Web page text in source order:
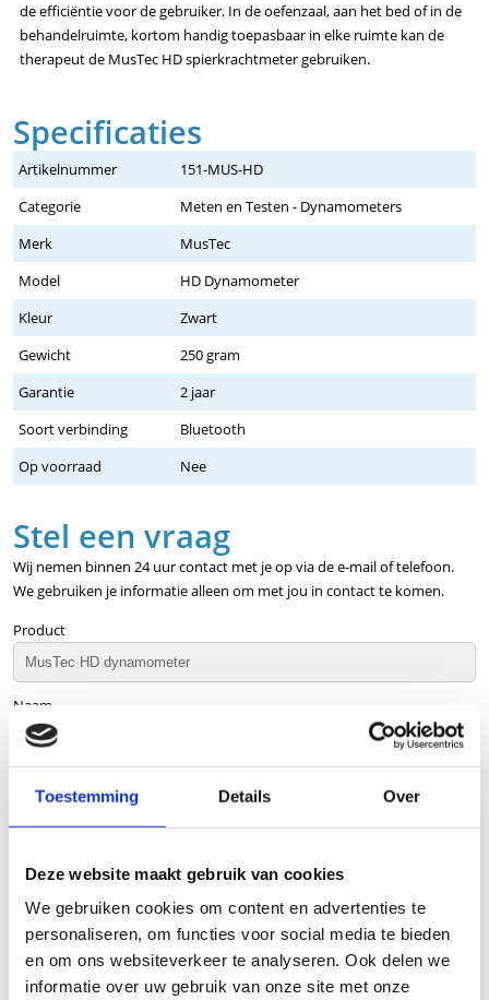
Toestemming Details Over
Deze website maakt gebruik van cookies
We gebruiken cookies om content en advertenties te
personaliseren, om functies voor social media te bieden
en om ons websiteverkeer te analyseren. Ook delen we
informatie over uw gebruik van onze site met onze
de efficiëntie voor de gebruiker. In de oefenzaal, aan het bed of in de
behandelruimte, kortom handig toepasbaar in elke ruimte kan de
therapeut de MusTec HD spierkrachtmeter gebruiken.
Specificaties
Artikelnummer
151-MUS-HD
Categorie
Meten en Testen - Dynamometers
Merk
MusTec
Model
HD Dynamometer
Kleur
Zwart
Gewicht
250 gram
Garantie
2 jaar
Soort verbinding
Bluetooth
Op voorraad
Nee
Stel een vraag
Wij nemen binnen 24 uur contact met je op via de e-mail of telefoon.
We gebruiken je informatie alleen om met jou in contact te komen.
Product
Naam
Telefoonnummer